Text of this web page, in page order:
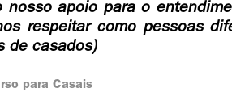
nosso apoio para o
respeitar como pessoas
de casados)
para Casais